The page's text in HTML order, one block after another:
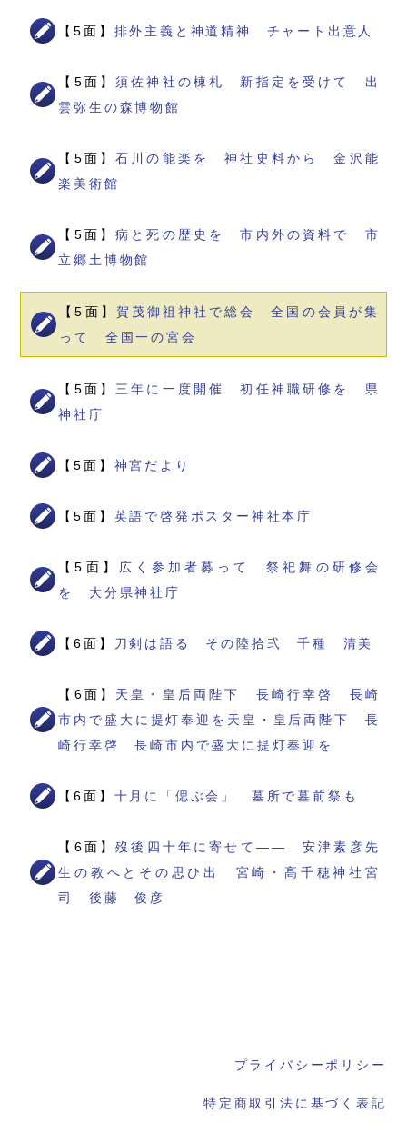
【5面】 排外主義と神道精神 チャート出意人
【5面】須佐神社の棟札 新指定を受けて 出
雲弥生の森博物館
【5面】石川の能楽を 神社史料から 金沢能
楽美術館
【5面】病と死の歴史を 市内外の資料で 市
立郷土博物館
【5面】 賀茂御祖神社で総会 全国の会員が集
って 全国一の宮会
【5面】 三年に一度開催 初任神職研修を 県
神社庁
【5面】 神宮だより
【5面】 英語で啓発ポスター神社本庁
【5面】 広く参加者募って 祭祀舞の研修会
を 大分県神社庁
【6面】 刀剣は語る その陸拾弐 千種 清美
【6面】 天皇・皇后両陛下 長崎行幸啓 長崎
市内で盛大に提灯奉迎を天皇・皇后両陛下 長
崎行幸啓 長崎市内で盛大に提灯奉迎を
【6面】 十月に「偲ぶ会」 墓所で墓前祭も
【6面】歿後四十年に寄せて―― 安津素彦先
生の教へとその思ひ出 宮崎・髙千穂神社宮
司 後藤 俊彦
プライバシーポリシー
特定商取引法に基づく表記